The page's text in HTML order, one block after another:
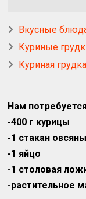
Вкусные
Куриные
Куриная
Нам
-400 г курицы
-1 стакан
-1 яйцо
-1 столовая
-растительное